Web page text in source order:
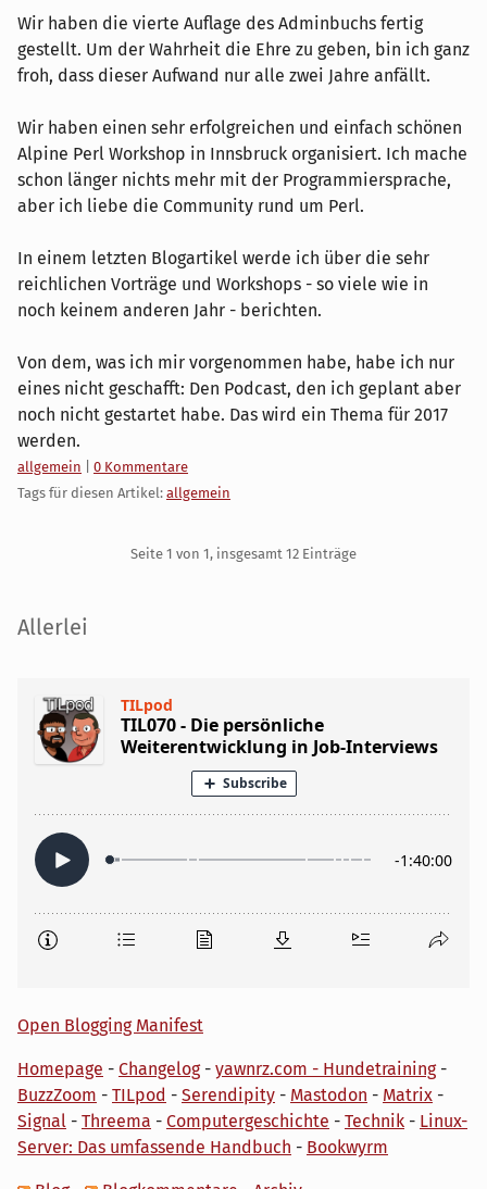
Wir haben die vierte Auflage des Adminbuchs fertig
gestellt. Um der Wahrheit die Ehre zu geben, bin ich ganz
froh, dass dieser Aufwand nur alle zwei Jahre anfällt.
Wir haben einen sehr erfolgreichen und einfach schönen
Alpine Perl Workshop in Innsbruck organisiert. Ich mache
schon länger nichts mehr mit der Programmiersprache,
aber ich liebe die Community rund um Perl.
In einem letzten Blogartikel werde ich über die sehr
reichlichen Vorträge und Workshops - so viele wie in
noch keinem anderen Jahr - berichten.
Von dem, was ich mir vorgenommen habe, habe ich nur
eines nicht geschafft: Den Podcast, den ich geplant aber
noch nicht gestartet habe. Das wird ein Thema für 2017
werden.
Kategorien:
allgemein
0 Kommentare
Tags für diesen Artikel: allgemein
Seite 1 von 1, insgesamt 12 Einträge
Seitenleiste
Allerlei
Open Blogging Manifest
Homepage - Changelog- yawnrz.com - Hundetraining-
BuzzZoom - TILpod - Serendipity - Mastodon - Matrix -
Signal - Threema - Computergeschichte - Technik - Linux-
Server: Das umfassende Handbuch - Bookwyrm